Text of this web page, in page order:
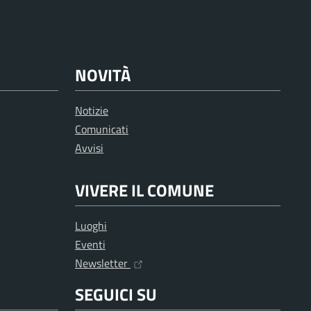
NOVITÀ
Notizie
Comunicati
Avvisi
VIVERE IL COMUNE
Luoghi
Eventi
Newsletter
SEGUICI SU